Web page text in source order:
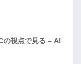
の視点で見る – AI